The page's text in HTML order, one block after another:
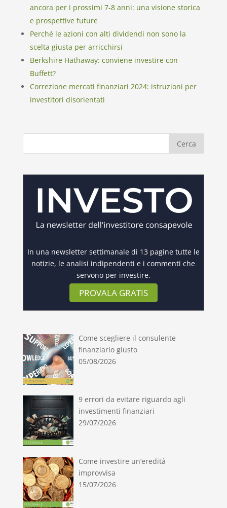
ancora per i prossimi 7-8 anni: una visione storica
e prospettive future
Perché le azioni con alti dividendi non sono la
scelta giusta per arricchirsi
Berkshire Hathaway: conviene investire con
Buffett?
Correzione mercati finanziari 2024: istruzioni per
investitori disorientati
In una newsletter settimanale di 13 pagine tutte le
notizie, le analisi indipendenti e i commenti che
servono per investire.
PROVALA GRATIS
Come scegliere il consulente
finanziario giusto
05/08/2026
9 errori da evitare riguardo agli
investimenti finanziari
29/07/2026
Come investire un’eredità
improvvisa
15/07/2026